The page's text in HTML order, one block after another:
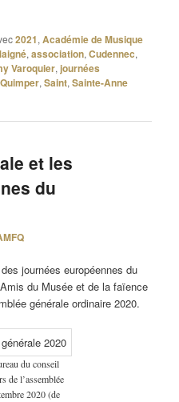
2021,Académie de Musique
,association,Cudennec,
Varoquier,journées
Quimper,Saint,Sainte-Anne
et les
du
journées européennes du
du Musée et de la faïence
générale ordinaire 2020.
du conseil
de l’assemblée
2020 (de